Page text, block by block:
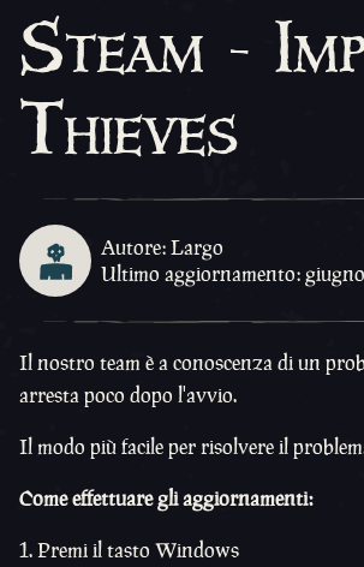
Steam -
Thieves
Autore: Largo
Ultimo aggiornamento:
Il nostro team è a conoscenza di un
arresta poco dopo l'avvio.
Il modo più facile per risolvere il
Come effettuare gli aggiornamenti:
Premi il tasto Windows